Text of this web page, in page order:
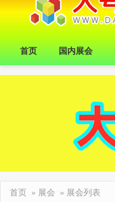
首页 国内展会
首页 » 展会 » 展会列表